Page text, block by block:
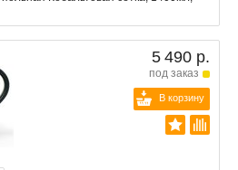
5 490 р.
под заказ
В корзину